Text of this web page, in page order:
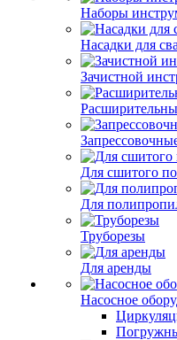
Наборы
Насадки для
Зачистной
Для сшитого
Для
Труборезы
Для аренды
Насосное